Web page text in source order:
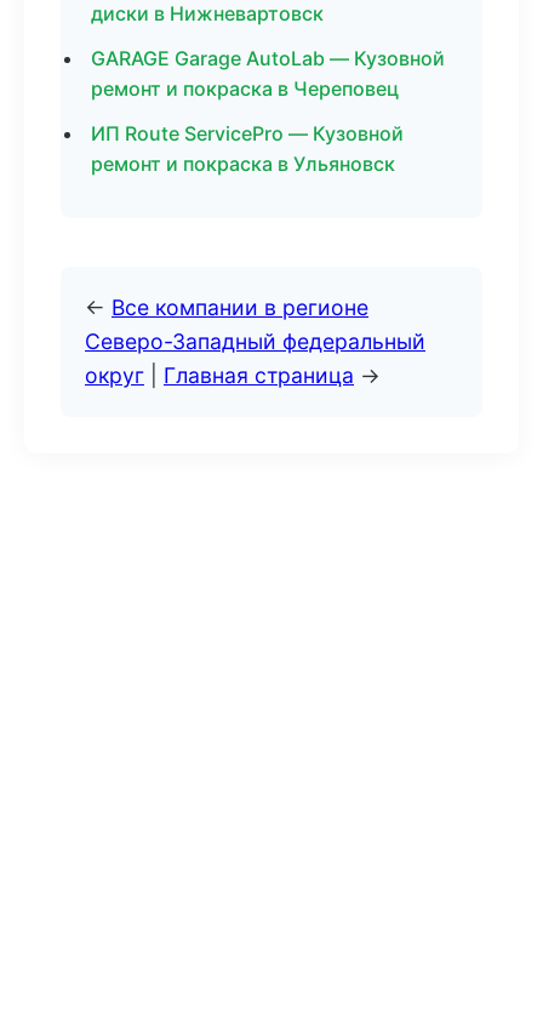
диски в Нижневартовск
GARAGE Garage AutoLab — Кузовной
ремонт и покраска в Череповец
ИП Route ServicePro — Кузовной
ремонт и покраска в Ульяновск
← Все компании в регионе
Северо-Западный федеральный
округ
Главная страница →